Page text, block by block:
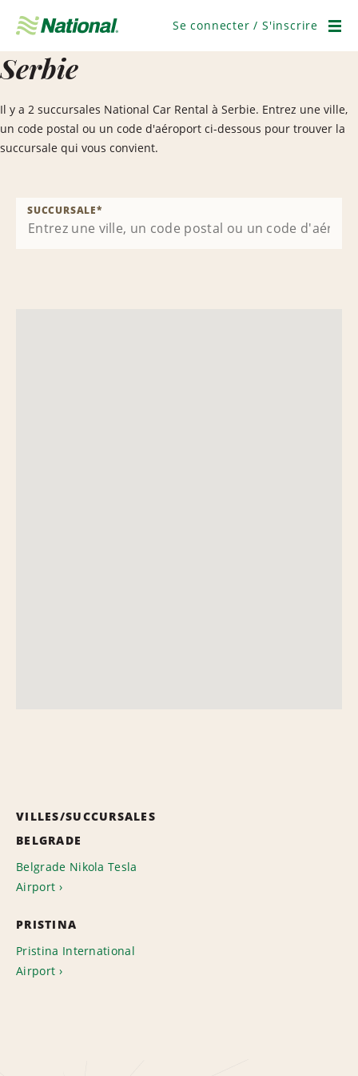
navigation
Se connecter / S'inscrire
Serbie
Il y a 2 succursales National Car Rental à Serbie. Entrez une ville,
un code postal ou un code d'aéroport ci-dessous pour trouver la
succursale qui vous convient.
SUCCURSALE*
VILLES/SUCCURSALES
BELGRADE
Belgrade Nikola Tesla
Airport
PRISTINA
Pristina International
Airport